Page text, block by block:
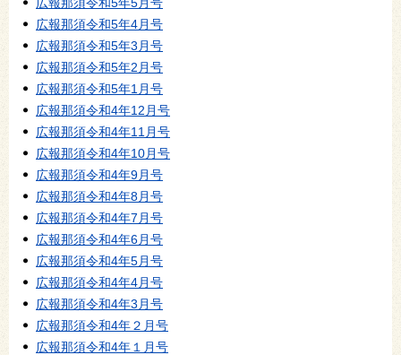
広報那須令和5年4月号
広報那須令和5年3月号
広報那須令和5年2月号
広報那須令和5年1月号
広報那須令和4年12月号
広報那須令和4年11月号
広報那須令和4年10月号
広報那須令和4年9月号
広報那須令和4年8月号
広報那須令和4年7月号
広報那須令和4年6月号
広報那須令和4年5月号
広報那須令和4年4月号
広報那須令和4年3月号
広報那須令和4年２月号
広報那須令和4年１月号